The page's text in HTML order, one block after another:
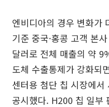
엔비디아의 경우 변화가
기준 중국·홍콩 고객 본
달러로 전체 매출의 약
도체 수출통제가 강화되
센터용 첨단 칩 시장에
공시했다. H200 칩 일부